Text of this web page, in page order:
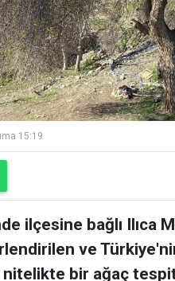
15:19
ilçesine bağlı Ilıca
ve
nitelikte bir ağaç